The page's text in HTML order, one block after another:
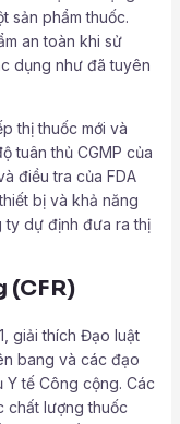
sản phẩm thuốc.
an toàn khi sử
dụng như đã tuyên
thị thuốc mới và
tuân thủ CGMP của
điều tra của FDA
bị và khả năng
ty dự định đưa ra thị
(CFR)
giải thích Đạo luật
bang và các đạo
tế Công cộng. Các
chất lượng thuốc